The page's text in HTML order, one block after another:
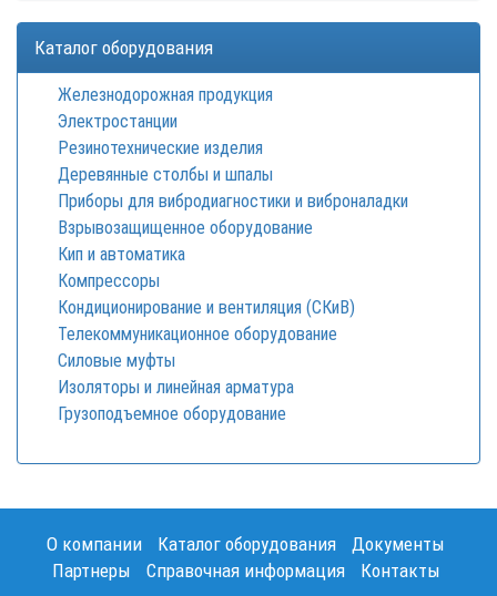
Каталог оборудования
Железнодорожная продукция
Электростанции
Резинотехнические изделия
Деревянные столбы и шпалы
Приборы для вибродиагностики и виброналадки
Взрывозащищенное оборудование
Кип и автоматика
Компрессоры
Кондиционирование и вентиляция (СКиВ)
Телекоммуникационное оборудование
Силовые муфты
Изоляторы и линейная арматура
Грузоподъемное оборудование
О компании Каталог оборудования
Документы
Партнеры
Справочная информация
Контакты